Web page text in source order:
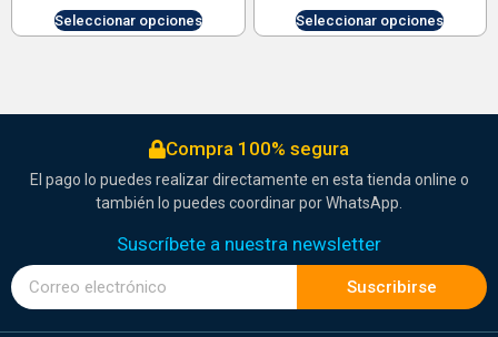
Seleccionar opciones Seleccionar opciones
Compra 100% segura
El pago lo puedes realizar directamente en esta tienda online o
también lo puedes coordinar por WhatsApp.
Suscríbete a nuestra newsletter
Suscribirse